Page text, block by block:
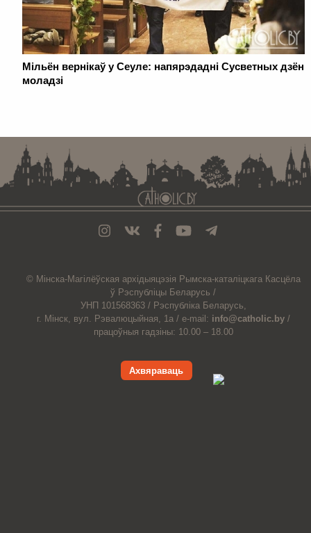
Мільён вернікаў у Сеуле: напярэдадні Сусветных дзён
моладзі
© Мiнска-Магiлёўская архiдыяцэзiя Рымска-каталіцкага Касцёла
ў Рэспубліцы Беларусь /
УНП 101568363 / Рэспубліка Беларусь,
г. Мінск, вул. Рэвалюцыйная, 1а / e-mail: info@catholic.by /
працоўныя гадзіны: 10.00 – 18.00
Ахвяраваць